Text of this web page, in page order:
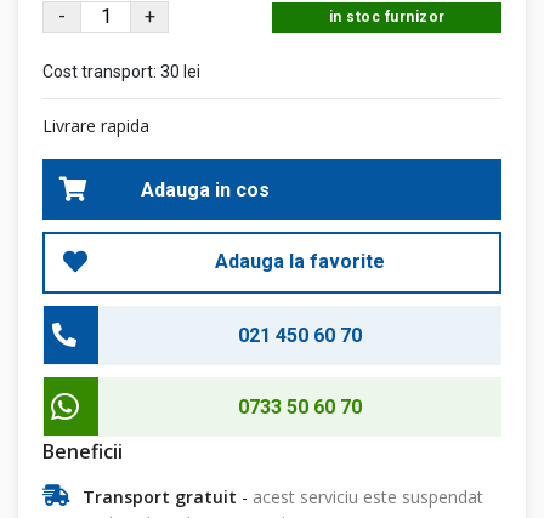
- + in stoc furnizor
Cost transport: 30 lei
Livrare rapida
Adauga in cos
Adauga la favorite
021 450 60 70
0733 50 60 70
Beneficii
Transport gratuit - acest serviciu este suspendat